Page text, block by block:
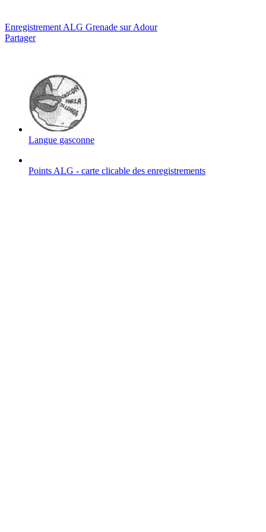
Enregistrement ALG Grenade sur Adour
Partager
Langue gasconne
Points ALG - carte clicable des enregistrements